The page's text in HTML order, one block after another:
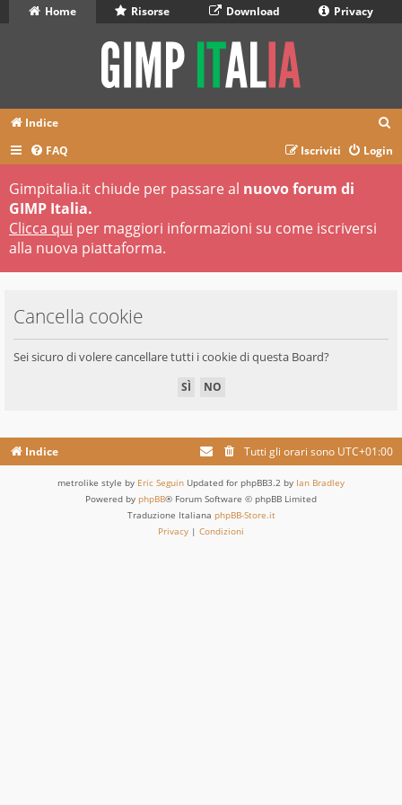
Home Risorse Download Privacy
Indice
r
FAQ Login
Iscriviti
Gimpitalia.it chiude per passare al nuovo forum di
GIMP Italia.
Clicca qui per maggiori informazioni su come iscriversi
alla nuova piattaforma.
Cancella cookie
Sei sicuro di volere cancellare tutti i cookie di questa Board?
Indice Tutti gli orari sono UTC+01:00
metrolike style by Eric Seguin Updated for phpBB3.2 by Ian Bradley
Powered by phpBB® Forum Software © phpBB Limited
Traduzione Italiana phpBB-Store.it
Privacy | Condizioni